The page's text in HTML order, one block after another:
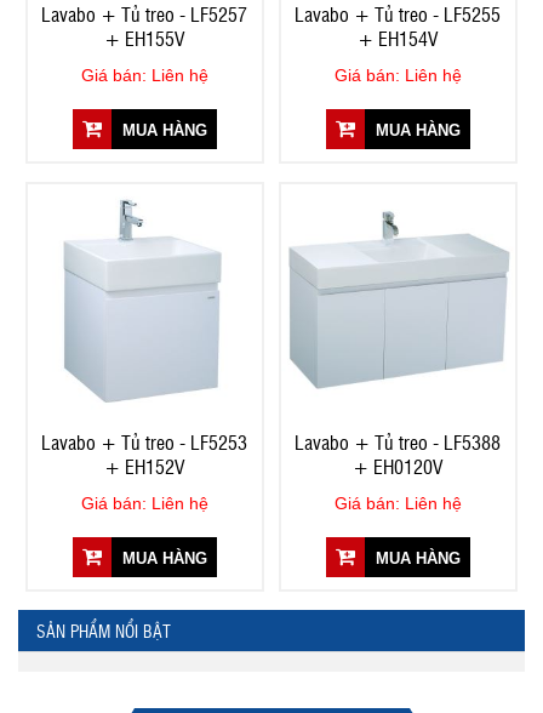
Lavabo + Tủ treo - LF5257
+ EH155V
Giá bán: Liên hệ
MUA HÀNG
Lavabo + Tủ treo - LF5255
+ EH154V
Giá bán: Liên hệ
MUA HÀNG
Lavabo + Tủ treo - LF5253
+ EH152V
Giá bán: Liên hệ
MUA HÀNG
Lavabo + Tủ treo - LF5388
+ EH0120V
Giá bán: Liên hệ
MUA HÀNG
SẢN PHẨM NỔI BẬT